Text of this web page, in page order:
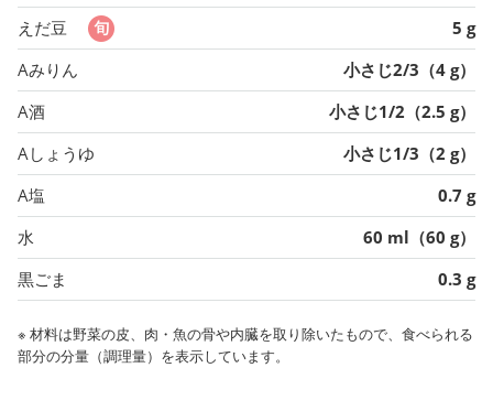
えだ豆
5 g
Aみりん
小さじ2/3（4 g）
A酒
小さじ1/2（2.5 g）
Aしょうゆ
小さじ1/3（2 g）
A塩
0.7 g
水
60 ml（60 g）
黒ごま
0.3 g
※ 材料は野菜の皮、肉・魚の骨や内臓を取り除いたもので、食べられる
部分の分量（調理量）を表示しています。